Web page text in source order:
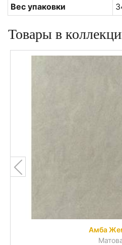
Вес упаковки
Товары в
Амба